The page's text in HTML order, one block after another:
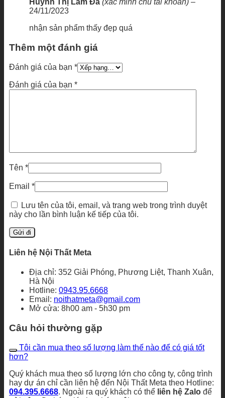
Huỳnh Thị Lâm Đa (xác minh chủ tài khoản) –
24/11/2023
nhận sản phẩm thấy đẹp quá
Thêm một đánh giá
Đánh giá của bạn *
Đánh giá của bạn *
Tên *
Email *
Lưu tên của tôi, email, và trang web trong trình duyệt
này cho lần bình luận kế tiếp của tôi.
Liên hệ Nội Thất Meta
Địa chỉ: 352 Giải Phóng, Phương Liệt, Thanh Xuân,
Hà Nội
Hotline: 0943.95.6668
Email: noithatmeta@gmail.com
Mở cửa: 8h00 am - 5h30 pm
Câu hỏi thường gặp
Tôi cần mua theo số lượng làm thế nào để có giá tốt
hơn?
Quý khách mua theo số lượng lớn cho công ty, công trình
hay dự án chỉ cần liên hệ đến Nội Thất Meta theo Hotline:
094.395.6668. Ngoài ra quý khách có thể liên hệ Zalo để